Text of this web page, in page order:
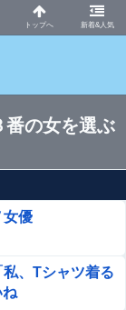
新着&人気
VIP
番の女を選ぶ
女優
私、Tシャツ着る
ね